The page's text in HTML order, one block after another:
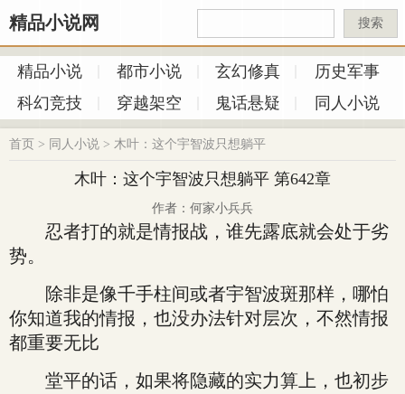
精品小说网 搜索
精品小说 都市小说 玄幻修真
历史军事
科幻竞技
穿越架空 鬼话悬疑 同人小说
首页 > 同人小说 > 木叶：这个宇智波只想躺平
木叶：这个宇智波只想躺平 第642章
作者：何家小兵兵
忍者打的就是情报战，谁先露底就会处于劣
势。
除非是像千手柱间或者宇智波斑那样，哪怕
你知道我的情报，也没办法针对层次，不然情报
都重要无比
堂平的话，如果将隐藏的实力算上，也初步